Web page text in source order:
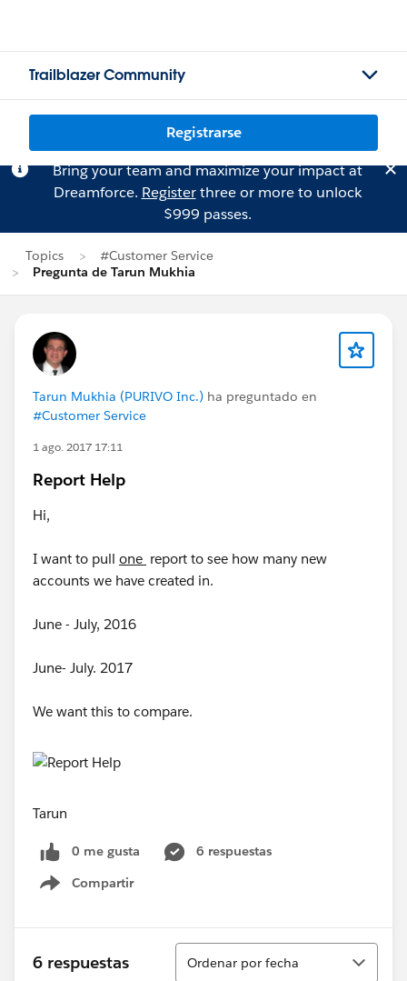
Trailblazer Community
Registrarse
Bring your team and maximize your impact at
Dreamforce. Registerthree or more to unlock
$999 passes.
Topics
#Customer Service
Pregunta de Tarun Mukhia
Tarun Mukhia (PURIVO Inc.) ha preguntado en
#Customer Service
1 ago. 2017 17:11
Report Help
Hi,
I want to pull one report to see how many new
accounts we have created in.
June - July, 2016
June- July. 2017
We want this to compare.
Tarun
0 me gusta
6 respuestas
Compartir
Show menu
6 respuestas
Ordenar
Ordenar por fecha